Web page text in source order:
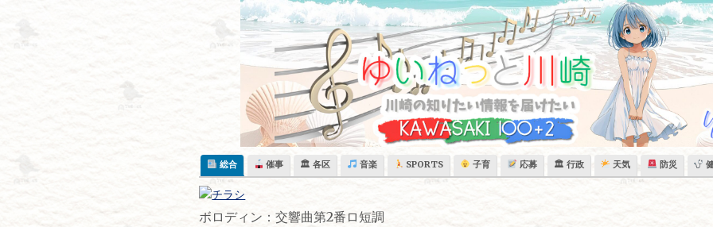
content
総合 催事 🏛 各区 音楽 SPORTS 子育 応募 🏛 行政 天気 防災
ボロディン：交響曲第2番ロ短調